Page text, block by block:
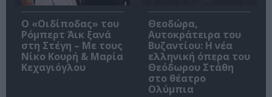
O «Οιδίποδας» του
Ρόμπερτ Άικ ξανά
στη Στέγη – Με τους
Νίκο Κουρή & Μαρία
Κεχαγιόγλου
Θεοδώρα,
Αυτοκράτειρα του
Βυζαντίου: Η νέα
ελληνική όπερα του
Θεόδωρου Στάθη
στο θέατρο
Ολύμπια